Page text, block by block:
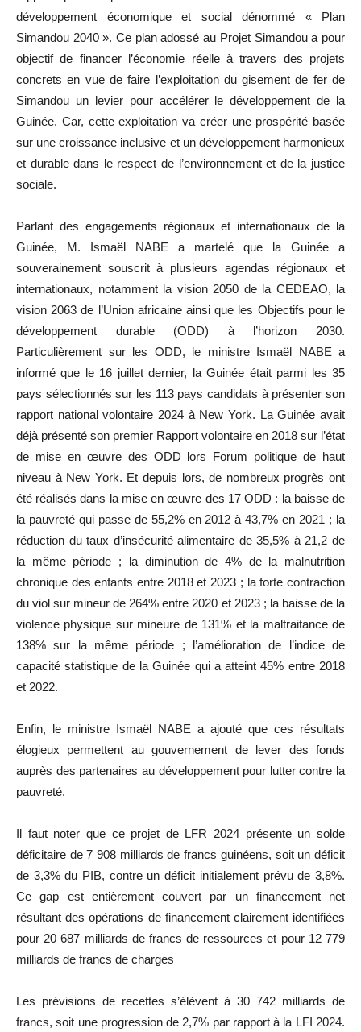
développement économique et social dénommé « Plan
Simandou 2040 ». Ce plan adossé au Projet Simandou a pour
objectif de financer l’économie réelle à travers des projets
concrets en vue de faire l’exploitation du gisement de fer de
Simandou un levier pour accélérer le développement de la
Guinée. Car, cette exploitation va créer une prospérité basée
sur une croissance inclusive et un développement harmonieux
et durable dans le respect de l’environnement et de la justice
sociale.
Parlant des engagements régionaux et internationaux de la
Guinée, M. Ismaël NABE a martelé que la Guinée a
souverainement souscrit à plusieurs agendas régionaux et
internationaux, notamment la vision 2050 de la CEDEAO, la
vision 2063 de l’Union africaine ainsi que les Objectifs pour le
développement durable (ODD) à l’horizon 2030.
Particulièrement sur les ODD, le ministre Ismaël NABE a
informé que le 16 juillet dernier, la Guinée était parmi les 35
pays sélectionnés sur les 113 pays candidats à présenter son
rapport national volontaire 2024 à New York. La Guinée avait
déjà présenté son premier Rapport volontaire en 2018 sur l’état
de mise en œuvre des ODD lors Forum politique de haut
niveau à New York. Et depuis lors, de nombreux progrès ont
été réalisés dans la mise en œuvre des 17 ODD : la baisse de
la pauvreté qui passe de 55,2% en 2012 à 43,7% en 2021 ; la
réduction du taux d’insécurité alimentaire de 35,5% à 21,2 de
la même période ; la diminution de 4% de la malnutrition
chronique des enfants entre 2018 et 2023 ; la forte contraction
du viol sur mineur de 264% entre 2020 et 2023 ; la baisse de la
violence physique sur mineure de 131% et la maltraitance de
138% sur la même période ; l’amélioration de l’indice de
capacité statistique de la Guinée qui a atteint 45% entre 2018
et 2022.
Enfin, le ministre Ismaël NABE a ajouté que ces résultats
élogieux permettent au gouvernement de lever des fonds
auprès des partenaires au développement pour lutter contre la
pauvreté.
Il faut noter que ce projet de LFR 2024 présente un solde
déficitaire de 7 908 milliards de francs guinéens, soit un déficit
de 3,3% du PIB, contre un déficit initialement prévu de 3,8%.
Ce gap est entièrement couvert par un financement net
résultant des opérations de financement clairement identifiées
pour 20 687 milliards de francs de ressources et pour 12 779
milliards de francs de charges
Les prévisions de recettes s’élèvent à 30 742 milliards de
francs, soit une progression de 2,7% par rapport à la LFI 2024.